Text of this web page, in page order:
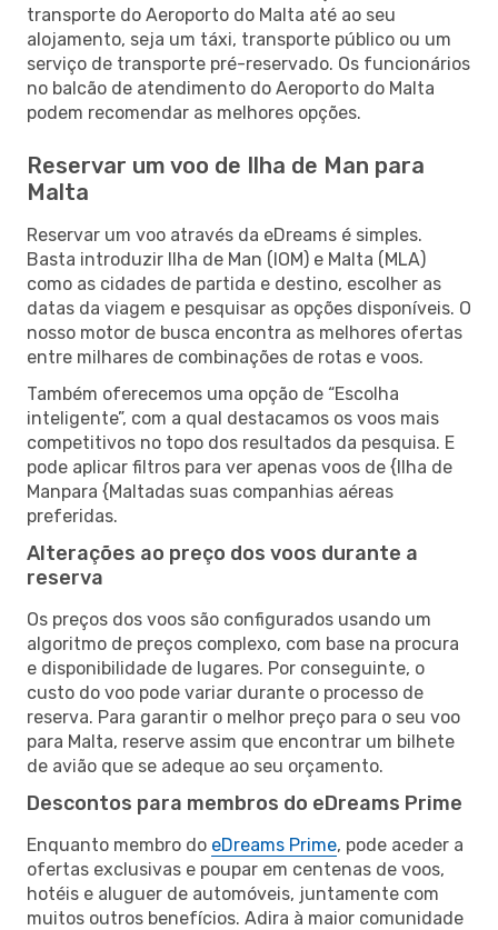
transporte do Aeroporto do Malta até ao seu
alojamento, seja um táxi, transporte público ou um
serviço de transporte pré-reservado. Os funcionários
no balcão de atendimento do Aeroporto do Malta
podem recomendar as melhores opções.
Reservar um voo de Ilha de Man para
Malta
Reservar um voo através da eDreams é simples.
Basta introduzir Ilha de Man (IOM) e Malta (MLA)
como as cidades de partida e destino, escolher as
datas da viagem e pesquisar as opções disponíveis. O
nosso motor de busca encontra as melhores ofertas
entre milhares de combinações de rotas e voos.
Também oferecemos uma opção de “Escolha
inteligente”, com a qual destacamos os voos mais
competitivos no topo dos resultados da pesquisa. E
pode aplicar filtros para ver apenas voos de {Ilha de
Manpara {Maltadas suas companhias aéreas
preferidas.
Alterações ao preço dos voos durante a
reserva
Os preços dos voos são configurados usando um
algoritmo de preços complexo, com base na procura
e disponibilidade de lugares. Por conseguinte, o
custo do voo pode variar durante o processo de
reserva. Para garantir o melhor preço para o seu voo
para Malta, reserve assim que encontrar um bilhete
de avião que se adeque ao seu orçamento.
Descontos para membros do eDreams Prime
Enquanto membro do eDreams Prime, pode aceder a
ofertas exclusivas e poupar em centenas de voos,
hotéis e aluguer de automóveis, juntamente com
muitos outros benefícios. Adira à maior comunidade